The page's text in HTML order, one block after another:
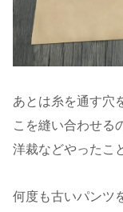
あとは糸を通す穴
こを縫い合わせる
洋裁などやったこ
何度も古いパンツ